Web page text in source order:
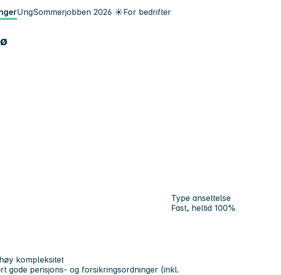
UngSommerjobben 2026 ☀️For bedrifter
Type ansettelse
Fast, heltid 100%
kompleksitet
gode pensjons- og forsikringsordninger (inkl.